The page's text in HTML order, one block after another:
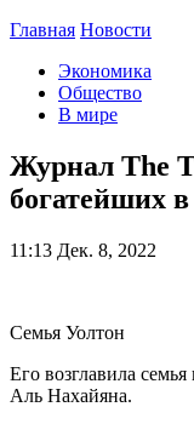
Главная Новости
Экономика
Общество
В мире
Журнал The
богатейших
11:13 Дек. 8, 2022
Семья Уолтон
Его возглавила
Аль Нахайяна.